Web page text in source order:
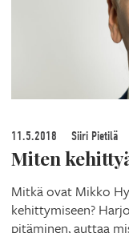
11.5.2018 Siiri Pietilä
Miten
Mitkä ovat Mikko
kehittymiseen?
pitäminen, auttaa